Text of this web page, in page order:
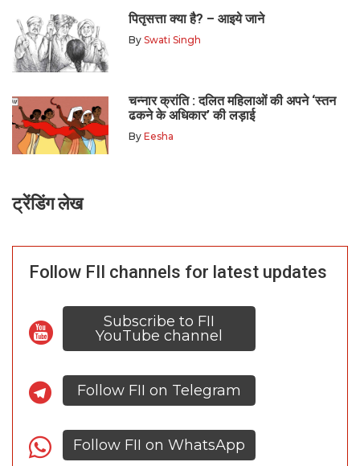
पितृसत्ता क्या है? – आइये जाने
By Swati Singh
चन्नार क्रांति : दलित महिलाओं की अपने ‘स्तन
ढकने के अधिकार’ की लड़ाई
By Eesha
ट्रेंडिंग लेख
Follow FII channels for latest updates
Subscribe to FII
YouTube channel
Follow FII on Telegram
Follow FII on WhatsApp